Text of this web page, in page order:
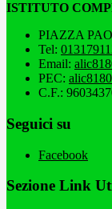
ISTITUTO
PIAZZA
Tel:
Email:
PEC:
C.F.:
Seguici su
Facebook
Sezione Link